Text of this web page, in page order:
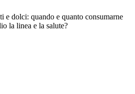
e dolci: quando e quanto consumarne
la linea e la salute?